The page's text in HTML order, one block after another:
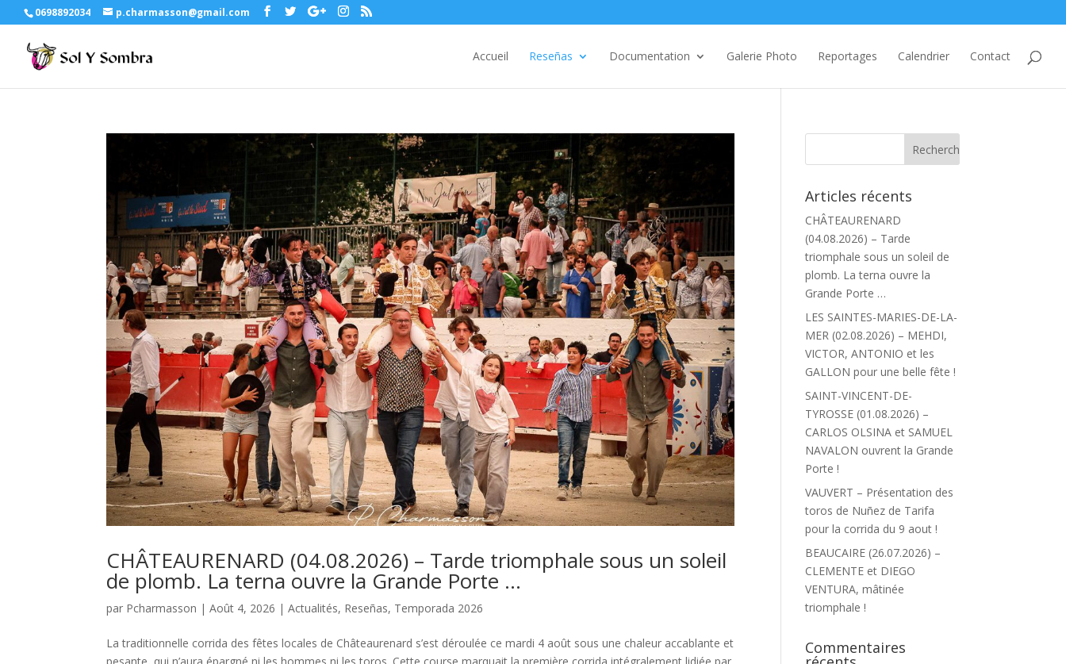
0698892034 p.charmasson@gmail.com
Accueil Reseñas Documentation Galerie Photo Reportages Calendrier Contact
CHÂTEAURENARD (04.08.2026) – Tarde triomphale sous un soleil
de plomb. La terna ouvre la Grande Porte …
par Pcharmasson |Août 4, 2026 |Actualités, Reseñas, Temporada 2026
La traditionnelle corrida des fêtes locales de Châteaurenard s’est déroulée ce mardi 4 août sous une chaleur accablante et
Articles récents
CHÂTEAURENARD
(04.08.2026) – Tarde
triomphale sous un soleil de
plomb. La terna ouvre la
Grande Porte …
LES SAINTES-MARIES-DE-LA-
MER (02.08.2026) – MEHDI,
VICTOR, ANTONIO et les
GALLON pour une belle fête !
SAINT-VINCENT-DE-
TYROSSE (01.08.2026) –
CARLOS OLSINA et SAMUEL
NAVALON ouvrent la Grande
Porte !
VAUVERT – Présentation des
toros de Nuñez de Tarifa
pour la corrida du 9 aout !
BEAUCAIRE (26.07.2026) –
CLEMENTE et DIEGO
VENTURA, mâtinée
triomphale !
Commentaires